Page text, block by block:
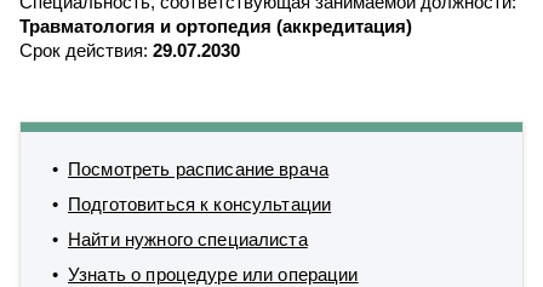
Травматология и ортопедия (аккредитация)
Срок действия: 29.07.2030
Посмотреть расписание врача
Подготовиться к консультации
Найти нужного специалиста
Узнать о процедуре или операции